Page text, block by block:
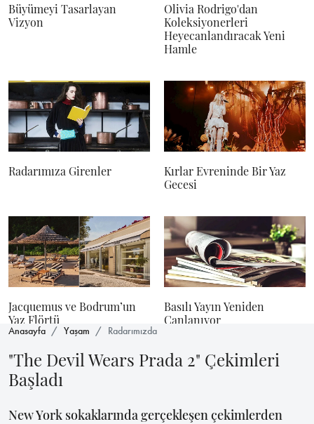
Büyümeyi Tasarlayan
Vizyon
Olivia Rodrigo'dan
Koleksiyonerleri
Heyecanlandıracak Yeni
Hamle
Radarımıza Girenler
Kırlar Evreninde Bir Yaz
Gecesi
Jacquemus ve Bodrum’un
Yaz Flörtü
Basılı Yayın Yeniden
Canlanıyor
Anasayfa Yaşam Radarımızda
"The Devil Wears Prada 2" Çekimleri
Başladı
New York sokaklarında gerçekleşen çekimlerden